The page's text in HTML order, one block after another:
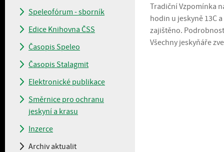
Speleofórum - sborník
Edice Knihovna ČSS
Časopis Speleo
Časopis Stalagmit
Elektronické publikace
Směrnice pro ochranu
jeskyní a krasu
Inzerce
Archiv aktualit
Tradiční Vzpomínka
hodin u jeskyně 13C
zajištěno.
Všechny jeskyňáře